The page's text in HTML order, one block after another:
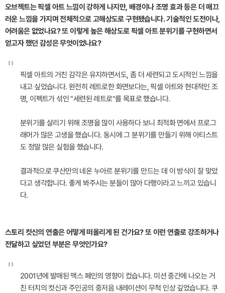
오브젝트는 픽셀 아트 느낌이 강하게 나지만, 배경이나 조명 효과 등은 더 매끄
러운 느낌을 가지며 전체적으로 고해상도로 구현됐습니다. 기술적인 도전이나,
어려움은 없었나요? 또 이렇게 높은 해상도로 픽셀 아트 분위기를 구현하면서
얻고자 했던 감성은 무엇이었나요?
"
픽셀 아트의 거친 감각은 유지하면서도, 좀 더 세련되고 도시적인 느낌을
내고 싶었습니다. 완전히 레트로한 화면보다는, 픽셀 아트와 현대적인 조
명, 이펙트가 섞인 "세련된 레트로"를 목표로 했습니다.
분위기를 살리기 위해 조명을 많이 사용하다 보니 최적화 면에서 프로그
래머가 많은 고생을 했습니다. 동시에 그 분위기를 만들기 위해 아티스트
도 정말 많은 실험을 했습니다.
결과적으로 쿠산만의 네온 누아르 분위기를 만드는 데 이 방식이 잘 맞았
다고 생각합니다. 좋게 봐주시는 분들이 많아 다행이라고 느끼고 있습니
다.
스토리 컷신의 연출은 어떻게 떠올리게 된 건가요? 또 이런 연출로 강조하거나
전달하고 싶었던 부분은 무엇인가요?
"
2001년에 발매된 맥스 페인의 영향이 컸습니다. 미션 중간에 나오는 거
친 터치의 컷신과 주인공의 중저음 내레이션이 무척 인상 깊었습니다. 쿠